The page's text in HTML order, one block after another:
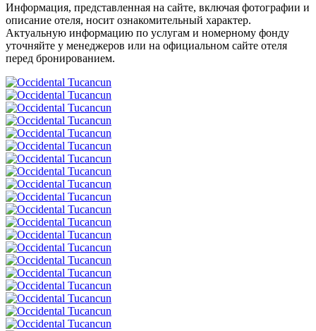
Информация, представленная на сайте, включая фотографии и
описание отеля, носит ознакомительный характер.
Актуальную информацию по услугам и номерному фонду
уточняйте у менеджеров или на официальном сайте отеля
перед бронированием.